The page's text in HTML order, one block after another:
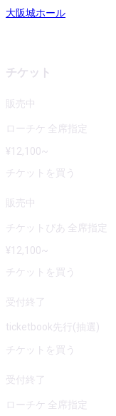
大阪城ホール
チケット
販売中
ローチケ 全席指定
¥12,100~
チケットを買う
販売中
チケットぴあ 全席指定
¥12,100~
チケットを買う
受付終了
ticketbook先行(抽選)
チケットを買う
受付終了
ローチケ 全席指定